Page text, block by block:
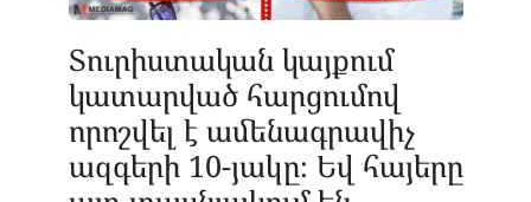
Տուրիստական կայքում
կատարված հարցումով
որոշվել է ամենագրավիչ
ազգերի 10-յակը։ Եվ հայերը